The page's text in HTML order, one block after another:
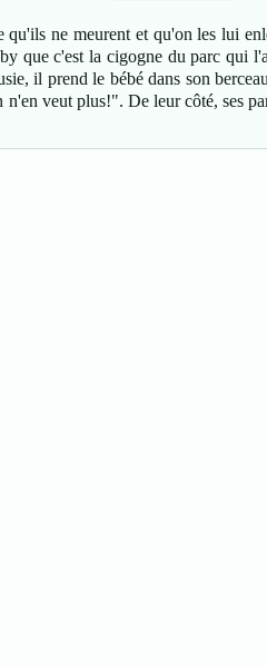
ne meurent et qu'on les lui
que c'est la cigogne du parc qui
il prend le bébé dans son
veut plus!". De leur côté, ses